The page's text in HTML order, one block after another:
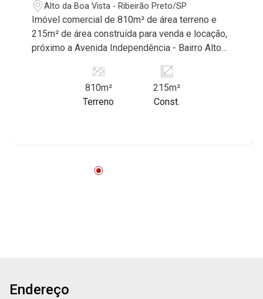
Alto da Boa Vista - Ribeirão Preto/SP
Imóvel comercial de 810m² de área terreno e
215m² de área construída para venda e locação,
próximo a Avenida Independência - Bairro Alto
características deste imóvel que a Martinelli
Imobiliária selecionou para você: - 810m² de
área terreno e 215m² de área construída - 6
desde 2000. Especialistas em Venda, Locação
810m²
Terreno
215m²
Const.
Endereço